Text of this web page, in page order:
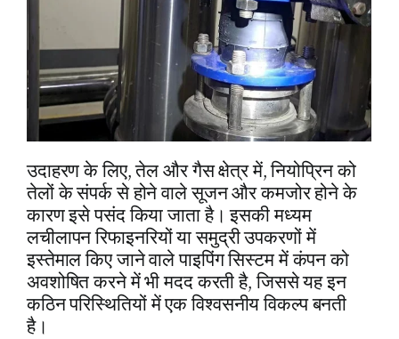
उदाहरण के लिए, तेल और गैस क्षेत्र में, नियोप्रिन को
तेलों के संपर्क से होने वाले सूजन और कमजोर होने के
कारण इसे पसंद किया जाता है। इसकी मध्यम
लचीलापन रिफाइनरियों या समुद्री उपकरणों में
इस्तेमाल किए जाने वाले पाइपिंग सिस्टम में कंपन को
अवशोषित करने में भी मदद करती है, जिससे यह इन
कठिन परिस्थितियों में एक विश्वसनीय विकल्प बनती
है।